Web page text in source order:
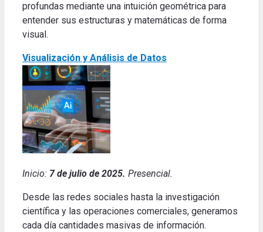
profundas mediante una intuición geométrica para
entender sus estructuras y matemáticas de forma
visual.
Visualización y Análisis de Datos
Inicio: 7 de julio de 2025. Presencial.
Desde las redes sociales hasta la investigación
científica y las operaciones comerciales, generamos
cada día cantidades masivas de información.